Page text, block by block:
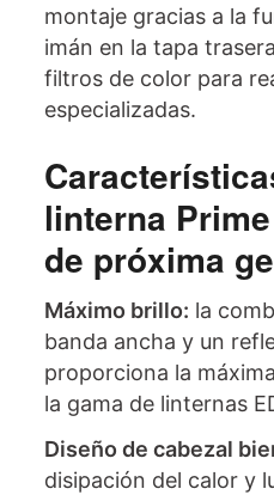
montaje gracias a la
imán en la tapa
filtros de color para
especializadas.
linterna
de próxima
Máximo brillo: la
banda ancha y un
proporciona la
la gama de linternas
Diseño de cabezal
disipación del calor y